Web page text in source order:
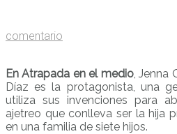
comentario
En Atrapada en el medio, Jenna
Díaz es la protagonista, una
utiliza sus invenciones para
ajetreo que conlleva ser la hija
en una familia de siete hijos.